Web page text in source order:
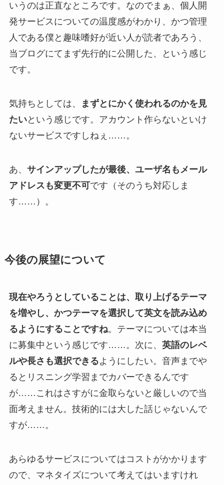
いうのは正直なところです。なのでまぁ、個人開
発サービスについての温度感がわかり、かつ管理
人である僕と趣味嗜好が近い人が読者であろう、
当ブログにてまず先行的に公開した、という感じ
です。
気持ちとしては、
まずとにかく使われるのかを見
たいという感じです。アカウント作らないといけ
ないサービスですしねぇ……。
あ、 サインアップしたが最後、ユーザ名もメール
アドレスも変更不可です（そのうち対応しま
す……）。
今後の展望について
現在やろうとしていることは、取り上げるテーマ
を増やし、かつテーマを選択して英文を読み込め
るようにすることですね。テーマについては本当
に募集中という感じです……。次に、 英語のレベ
ルや長さも選択できるようにしたい。音声までや
るとリスニング学習までカバーできるんです
が……これはさすがに金取らないと厳しいので当
面考えません。技術的には大した話じゃないんで
すが……。
あらゆるサービスについてはコストがかかります
ので、マネタイズについて考えてはいますけれ